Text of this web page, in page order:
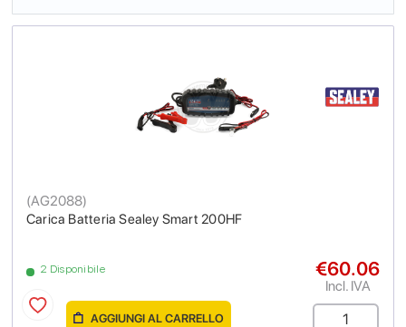
Carica Batteria Sealey Smart 200HF
(AG2088)
2 Disponibile €60.06
Incl. IVA
AGGIUNGI AL CARRELLO